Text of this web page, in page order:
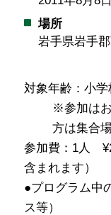
場所
岩手県岩手
対象年齢：小
※参加は
方は集合
参加費：1人
含まれます）
●プログラム中
ス等）